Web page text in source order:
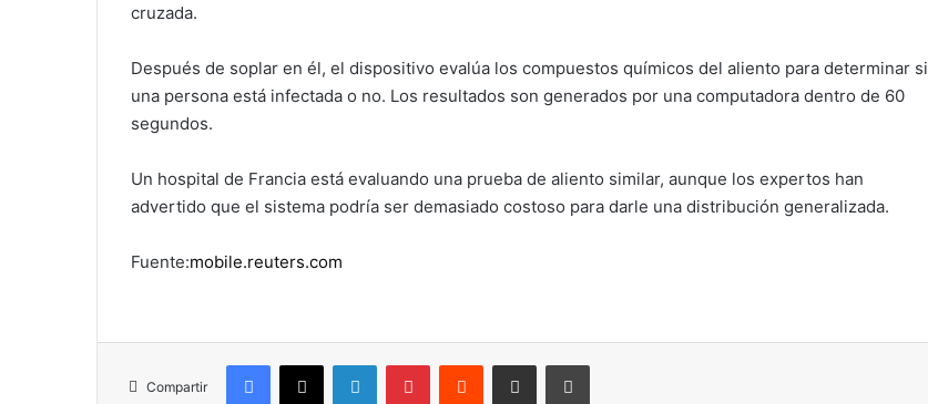
cruzada.
Después de soplar en él, el dispositivo evalúa los compuestos químicos del aliento para determinar si
una persona está infectada o no. Los resultados son generados por una computadora dentro de 60
segundos.
Un hospital de Francia está evaluando una prueba de aliento similar, aunque los expertos han
advertido que el sistema podría ser demasiado costoso para darle una distribución generalizada.
Fuente:mobile.reuters.com
Compartir
Facebook
X LinkedInPinterestReddit Compartir por correo electrónicoImprimir